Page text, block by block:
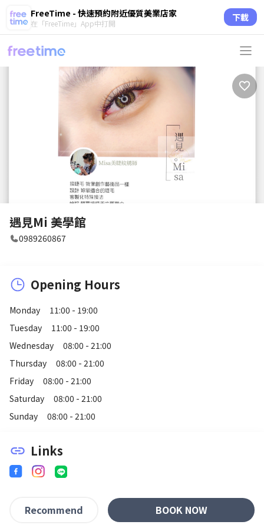
FreeTime - 快速預約附近優質美業店家
在「FreeTime」App中打開 下載
遇見Mi 美學館
0989260867
Opening Hours
Monday
11:00 - 19:00
Tuesday
11:00 - 19:00
Wednesday
08:00 - 21:00
Thursday
08:00 - 21:00
Friday
08:00 - 21:00
Saturday
08:00 - 21:00
Sunday
08:00 - 21:00
link Links
Recommend BOOK NOW